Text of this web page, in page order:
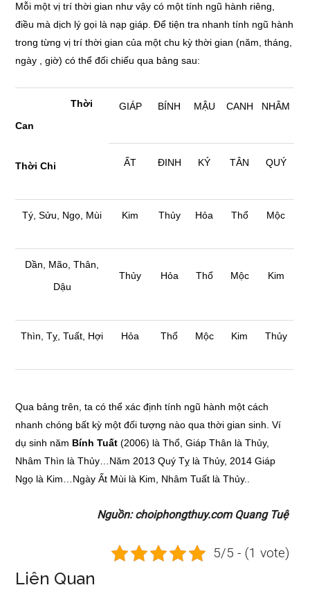
Mỗi một vị trí thời gian như vậy có một tính ngũ hành riêng,
điều mà dịch lý gọi là nạp giáp. Để tiện tra nhanh tính ngũ hành
trong từng vị trí thời gian của một chu kỳ thời gian (năm, tháng,
ngày , giờ) có thể đối chiếu qua bảng sau:
Thời
Can
Thời Chi
GIÁP BÍNH MẬU CANH NHÂM
ẤT ĐINH KỶ TÂN QUÝ
Tý, Sửu, Ngọ, Mùi Kim Thủy Hỏa Thổ Mộc
Dần, Mão, Thân,
Dậu
Thủy Hỏa Thổ Mộc Kim
Thìn, Tỵ, Tuất, Hợi Hỏa Thổ Mộc Kim Thủy
Qua bảng trên, ta có thể xác định tính ngũ hành một cách
nhanh chóng bất kỳ một đối tượng nào qua thời gian sinh. Ví
dụ sinh năm Bính Tuất (2006) là Thổ, Giáp Thân là Thủy,
Nhâm Thìn là Thủy…Năm 2013 Quý Tỵ là Thủy, 2014 Giáp
Ngọ là Kim…Ngày Ất Mùi là Kim, Nhâm Tuất là Thủy..
Nguồn: choiphongthuy.com Quang Tuệ
5/5 - (1 vote)
Liên Quan